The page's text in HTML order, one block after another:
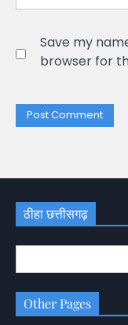
Save my
browser for
ठीहा छत्तीसगढ़
Other Pages